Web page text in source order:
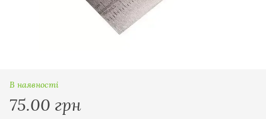
В наявності
75.00 грн